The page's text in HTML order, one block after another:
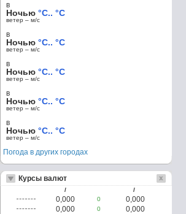
в
Ночью °C.. °C
ветер – м/c
в
Ночью °C.. °C
ветер – м/c
в
Ночью °C.. °C
ветер – м/c
в
Ночью °C.. °C
ветер – м/c
в
Ночью °C.. °C
ветер – м/c
Погода в других городах
Курсы валют
/ /
0,000 0
0,000
0,000
0
0,000